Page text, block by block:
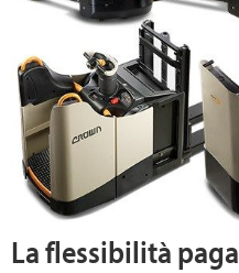
La flessibilità paga